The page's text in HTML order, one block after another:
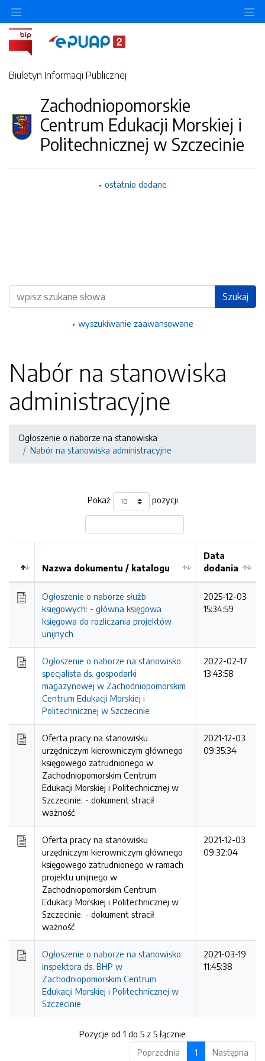
Biuletyn Informacji Publicznej
Zachodniopomorskie
Centrum Edukacji Morskiej i
Politechnicznej w Szczecinie
ostatnio dodane
Wyszukiwarka Szukaj
wyszukiwanie zaawansowane
Nabór na stanowiska
administracyjne
Ogłoszenie o naborze na stanowiska
Nabór na stanowiska administracyjne
Pokaż pozycji
Kolejność
Nazwa dokumentu / katalogu
Data
dodania
Ogłoszenie o naborze służb
księgowych: - główna księgowa
księgowa do rozliczania projektów
unijnych
2025-12-03
15:34:59
Ogłoszenie o naborze na stanowisko
specjalista ds. gospodarki
magazynowej w Zachodniopomorskim
Centrum Edukacji Morskiej i
Politechnicznej w Szczecinie
2022-02-17
13:43:58
Oferta pracy na stanowisku
urzędniczym kierowniczym głównego
księgowego zatrudnionego w
Zachodniopomorskim Centrum
Edukacji Morskiej i Politechnicznej w
Szczecinie. - dokument stracił
ważność
2021-12-03
09:35:34
Oferta pracy na stanowisku
urzędniczym kierowniczym głównego
księgowego zatrudnionego w ramach
projektu unijnego w
Zachodniopomorskim Centrum
Edukacji Morskiej i Politechnicznej w
Szczecinie. - dokument stracił
ważność
2021-12-03
09:32:04
Ogłoszenie o naborze na stanowisko
inspektora ds. BHP w
Zachodniopomorskim Centrum
Edukacji Morskiej i Politechnicznej w
Szczecinie
2021-03-19
11:45:38
Pozycje od 1 do 5 z 5 łącznie
Poprzednia
1 Następna